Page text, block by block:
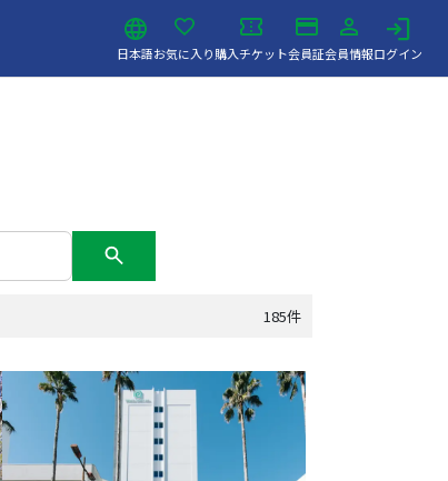
日本語お気に入り購入チケット会員証会員情報ログイン
185件